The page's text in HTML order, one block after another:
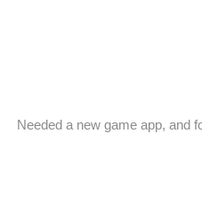
Needed a new game app, and